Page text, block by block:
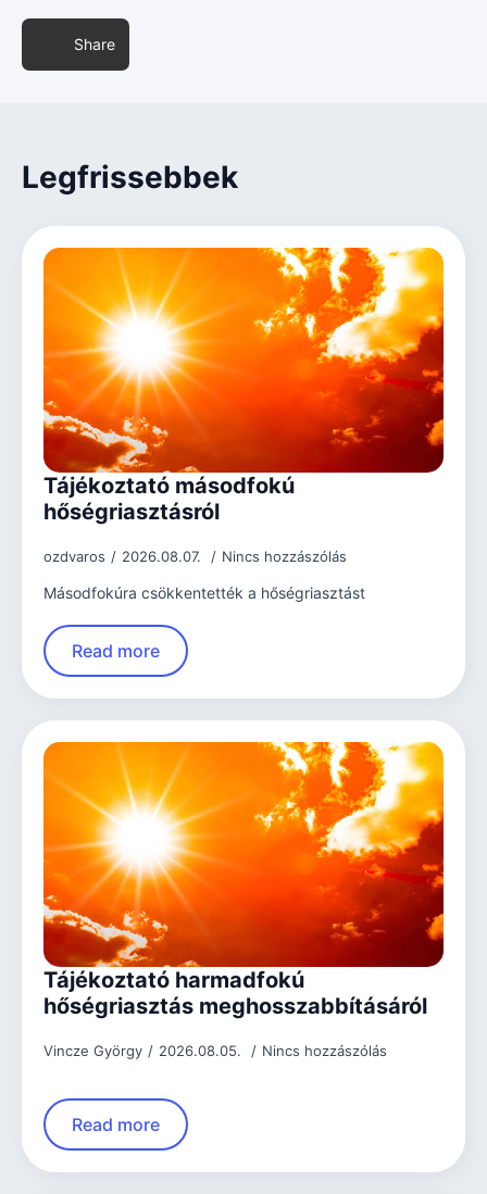
Share
Legfrissebbek
Tájékoztató másodfokú
hőségriasztásról
ozdvaros 2026.08.07. Nincs hozzászólás
Másodfokúra csökkentették a hőségriasztást
Read more
Tájékoztató harmadfokú
hőségriasztás meghosszabbításáról
Vincze György 2026.08.05. Nincs hozzászólás
Read more